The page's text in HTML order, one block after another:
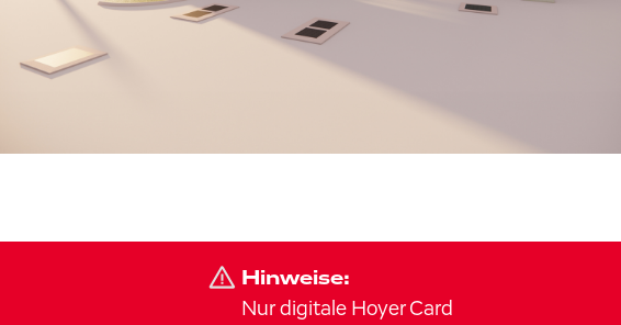
Hinweise:
Nur digitale Hoyer Card